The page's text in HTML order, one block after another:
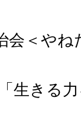
会＜や
生きる